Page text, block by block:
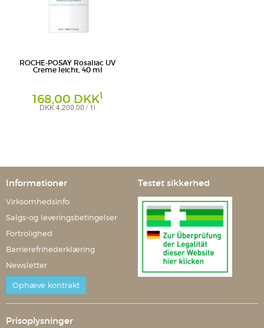
ROCHE-POSAY Rosaliac UV
Creme leicht, 40 ml
168,00 DKK1
DKK 4.200,00 / 1l
Informationer
Virksomhedsinfo
Salgs-og leveringsbetingelser
Fortrolighed
Barrierefrihederklæring
Newsletter
Ophæve kontrakt
Testet sikkerhed
Prisoplysninger